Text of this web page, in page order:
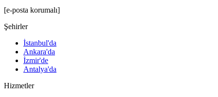
[e-posta korumalı]
Şehirler
İstanbul'da
Ankara'da
İzmir'de
Antalya'da
Hizmetler